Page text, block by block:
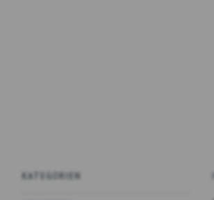
KATEGORIEN